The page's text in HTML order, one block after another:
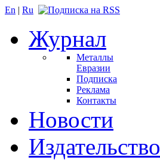
En | Ru
Журнал
Металлы
Евразии
Подписка
Реклама
Контакты
Новости
Издательство